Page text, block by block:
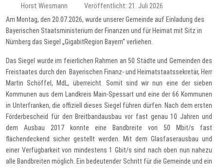
Horst Wiesmann Veröffentlicht: 21. Juli 2026
Am Montag, den 20.07.2026, wurde unserer Gemeinde auf Einladung des
Bayerischen Staatsministerium der Finanzen und für Heimat mit Sitz in
Nürnberg das Siegel „GigabitRegion Bayern“ verliehen.
Das Siegel wurde im feierlichen Rahmen an 50 Städte und Gemeinden des
Freistaates durch den Bayerischen Finanz- und Heimatstaatssekretär, Herr
Martin Schöffel, MdL, überreicht. Somit sind wir nun eine der sieben
Kommunen aus dem Landkreis Main-Spessart und eine der 66 Kommunen
in Unterfranken, die offiziell dieses Siegel führen dürfen. Nach dem ersten
Förderbescheid für den Breitbandausbau vor fast genau 10 Jahren und
dem Ausbau 2017 konnte eine Bandbreite von 50 Mbit/s fast
flächendeckend sicher gestellt werden. Mit dem Glasfaserausbau und
einer Verfügbarkeit von mindestens 1 Gbit/s sind nach oben nun nahezu
alle Bandbreiten möglich. Ein bedeutender Schritt für die Gemeinde und ein